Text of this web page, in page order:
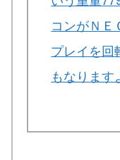
コンがＮＥ
プレイを回
もなります